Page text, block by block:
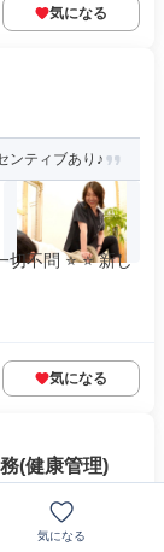
気になる
ンティブあり♪
不問 ⭐ ⭐ 新し
気になる
(健康管理)
期休暇/染髪・
気になる